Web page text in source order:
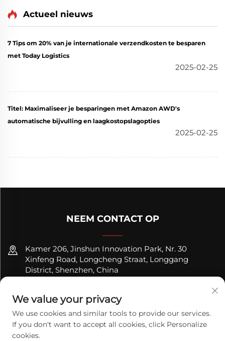
Actueel nieuws
7 Tips om 20% van je internationale verzendkosten te besparen
met Today Logistics
2025-02-25
Titel: Maximaliseer je besparingen met Amazon AWD's
automatische bijvulling en laagkostopslagopties
2025-02-25
NEEM CONTACT OP
Kamer 206, Jinshun Innovation Park, Nr. 30
Xinfeng Road, Longcheng Straat, Longgang
District, Shenzhen, China
[email protected]
We value your privacy
We use cookies and similar tools to provide our services.
If you don't want to accept all cookies, click Personalize
cookies.